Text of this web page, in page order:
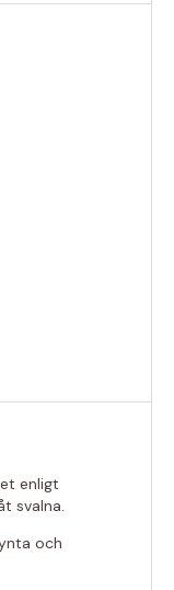
enligt
svalna.
och